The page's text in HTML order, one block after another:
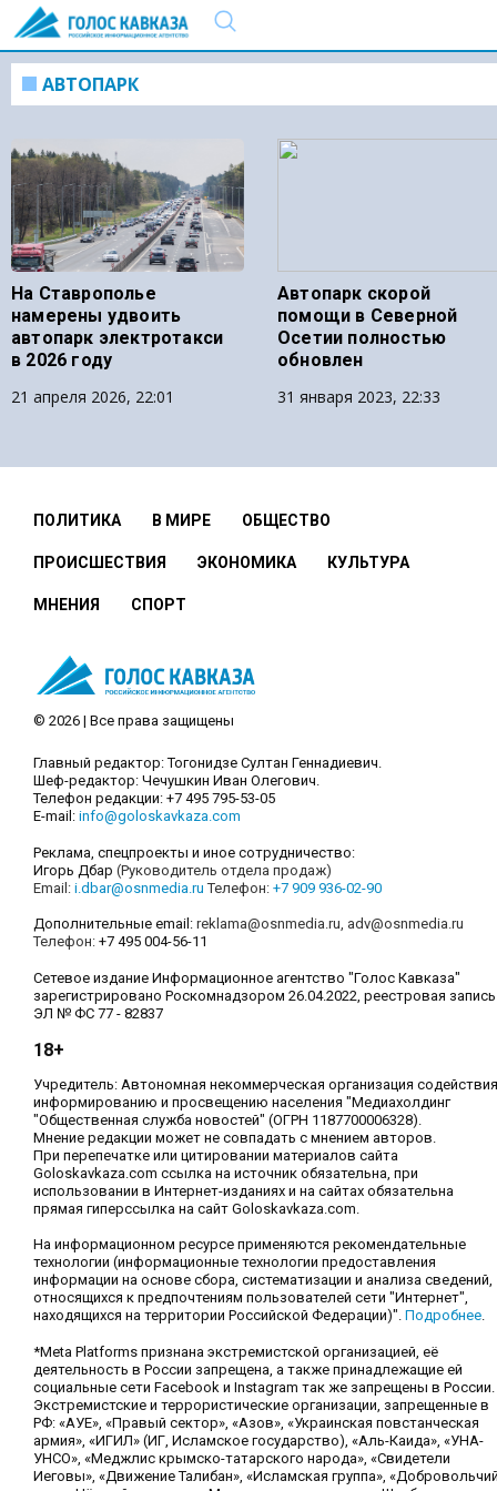
АВТОПАРК
На Ставрополье
намерены удвоить
автопарк электротакси
в 2026 году
21 апреля 2026, 22:01
Автопарк скорой
помощи в Северной
Осетии полностью
обновлен
31 января 2023, 22:33
ПОЛИТИКА В МИРЕ ОБЩЕСТВО
ПРОИСШЕСТВИЯ ЭКОНОМИКА КУЛЬТУРА
МНЕНИЯ СПОРТ
© 2026 | Все права защищены
Главный редактор: Тогонидзе Султан Геннадиевич.
Шеф-редактор: Чечушкин Иван Олегович.
Телефон редакции: +7 495 795-53-05
E-mail: info@goloskavkaza.com
Реклама, спецпроекты и иное сотрудничество:
Игорь Дбар (Руководитель отдела продаж)
Email: i.dbar@osnmedia.ru Телефон: +7 909 936-02-90
Дополнительные email: reklama@osnmedia.ru, adv@osnmedia.ru
Телефон: +7 495 004-56-11
Сетевое издание Информационное агентство "Голос Кавказа"
зарегистрировано Роскомнадзором 26.04.2022, реестровая запись
ЭЛ № ФС 77 - 82837
18+
Учредитель: Автономная некоммерческая организация содействия
информированию и просвещению населения "Медиахолдинг
"Общественная служба новостей" (ОГРН 1187700006328).
Мнение редакции может не совпадать с мнением авторов.
При перепечатке или цитировании материалов сайта
Goloskavkaza.com ссылка на источник обязательна, при
использовании в Интернет-изданиях и на сайтах обязательна
прямая гиперссылка на сайт Goloskavkaza.com.
На информационном ресурсе применяются рекомендательные
технологии (информационные технологии предоставления
информации на основе сбора, систематизации и анализа сведений,
относящихся к предпочтениям пользователей сети "Интернет",
находящихся на территории Российской Федерации)". Подробнее.
*Meta Platforms признана экстремистской организацией, её
деятельность в России запрещена, а также принадлежащие ей
социальные сети Facebook и Instagram так же запрещены в России.
Экстремистские и террористические организации, запрещенные в
РФ: «АУЕ», «Правый сектор», «Азов», «Украинская повстанческая
армия», «ИГИЛ» (ИГ, Исламское государство), «Аль-Каида», «УНА-
УНСО», «Меджлис крымско-татарского народа», «Свидетели
Иеговы», «Движение Талибан», «Исламская группа»,